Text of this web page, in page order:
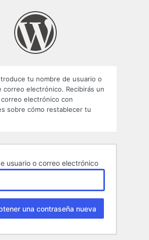
tu nombre de usuario o
correo electrónico. Recibirás un
electrónico con
sobre cómo restablecer tu
usuario o correo electrónico